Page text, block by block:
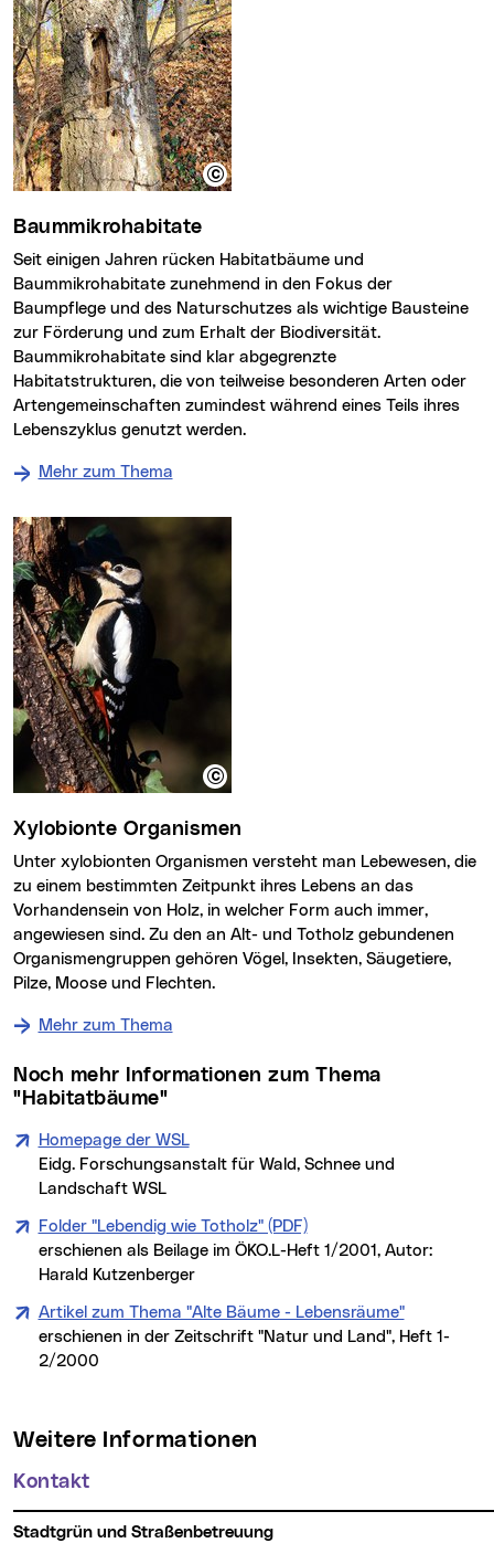
Baummikrohabitate
Seit einigen Jahren rücken Habitatbäume und
Baummikrohabitate zunehmend in den Fokus der
Baumpflege und des Naturschutzes als wichtige Bausteine
zur Förderung und zum Erhalt der Biodiversität.
Baummikrohabitate sind klar abgegrenzte
Habitatstrukturen, die von teilweise besonderen Arten oder
Artengemeinschaften zumindest während eines Teils ihres
Lebenszyklus genutzt werden.
Mehr zum Thema
Xylobionte Organismen
Unter xylobionten Organismen versteht man Lebewesen, die
zu einem bestimmten Zeitpunkt ihres Lebens an das
Vorhandensein von Holz, in welcher Form auch immer,
angewiesen sind. Zu den an Alt- und Totholz gebundenen
Organismengruppen gehören Vögel, Insekten, Säugetiere,
Pilze, Moose und Flechten.
Mehr zum Thema
Noch mehr Informationen zum Thema
"Habitatbäume"
Homepage der WSL
Eidg. Forschungsanstalt für Wald, Schnee und
Landschaft WSL
Folder "Lebendig wie Totholz" (PDF)
erschienen als Beilage im ÖKO.L-Heft 1/2001, Autor:
Harald Kutzenberger
Artikel zum Thema "Alte Bäume - Lebensräume"
erschienen in der Zeitschrift "Natur und Land", Heft 1-
2/2000
Weitere Informationen
Kontakt
Stadtgrün und Straßenbetreuung